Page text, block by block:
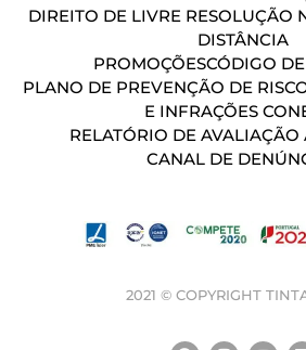
DIREITO DE LIVRE RESOLUÇÃO
DISTÂNCIA
PROMOÇÕESCÓDIGO
PLANO DE PREVENÇÃO DE
E INFRAÇÕES
RELATÓRIO DE AVALIAÇÃO
CANAL DE
2021 © COPYRIGHT